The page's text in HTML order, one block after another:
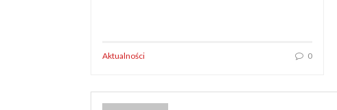
Aktualności 0